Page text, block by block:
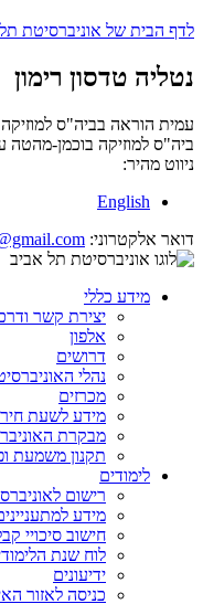
לדף הבית של אוניברסיטת
נטליה טדסון רימון
עמית הוראה בביה"ס
ביה"ס למוזיקה בוכמן-מהטה
ניווט מהיר:
English
דואר אלקטרוני:
מידע כללי
יצירת קשר
אלפון
דרושים
נהלי
מכרזים
מידע לשעת
מבקרת
תקנון משמעת
לימודים
רישום
מידע
חישוב סיכויי
לוח שנת
ידיעונים
כניסה לאזור